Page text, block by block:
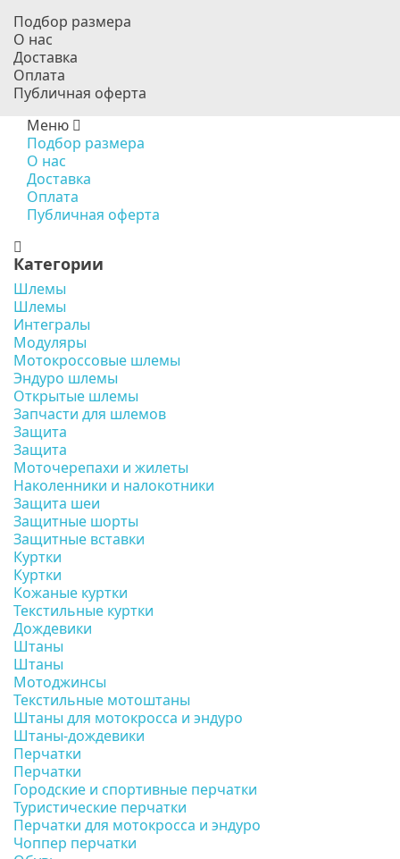
Подбор размера
О нас
Доставка
Оплата
Публичная оферта
Меню
Подбор размера
О нас
Доставка
Оплата
Публичная оферта
Категории
Шлемы
Шлемы
Интегралы
Модуляры
Мотокроссовые шлемы
Эндуро шлемы
Открытые шлемы
Запчасти для шлемов
Защита
Защита
Моточерепахи и жилеты
Наколенники и налокотники
Защита шеи
Защитные шорты
Защитные вставки
Куртки
Куртки
Кожаные куртки
Текстильные куртки
Дождевики
Штаны
Штаны
Мотоджинсы
Текстильные мотоштаны
Штаны для мотокросса и эндуро
Штаны-дождевики
Перчатки
Перчатки
Городские и спортивные перчатки
Туристические перчатки
Перчатки для мотокросса и эндуро
Чоппер перчатки